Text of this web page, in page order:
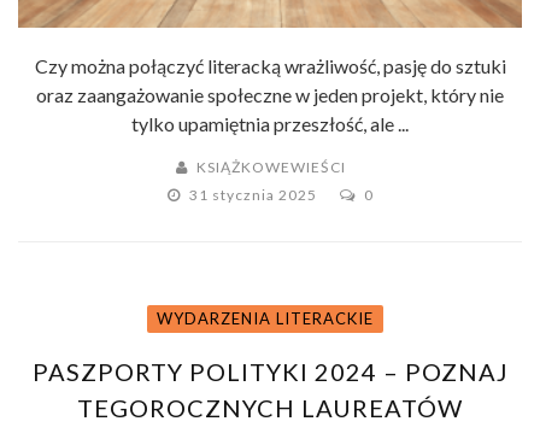
Czy można połączyć literacką wrażliwość, pasję do sztuki
oraz zaangażowanie społeczne w jeden projekt, który nie
tylko upamiętnia przeszłość, ale ...
KSIĄŻKOWEWIEŚCI
31 stycznia 2025
0
WYDARZENIA LITERACKIE
PASZPORTY POLITYKI 2024 – POZNAJ
TEGOROCZNYCH LAUREATÓW